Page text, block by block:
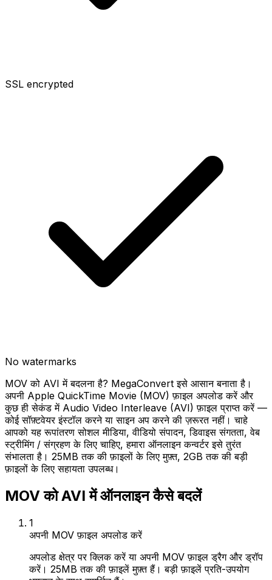
SSL encrypted
No watermarks
MOV को AVI में बदलना है? MegaConvert इसे आसान बनाता है।
अपनी Apple QuickTime Movie (MOV) फ़ाइल अपलोड करें और
कुछ ही सेकंड में Audio Video Interleave (AVI) फ़ाइल प्राप्त करें —
कोई सॉफ़्टवेयर इंस्टॉल करने या साइन अप करने की ज़रूरत नहीं। चाहे
आपको यह रूपांतरण सोशल मीडिया, वीडियो संपादन, डिवाइस संगतता, वेब
स्ट्रीमिंग / संग्रहण के लिए चाहिए, हमारा ऑनलाइन कन्वर्टर इसे तुरंत
संभालता है। 25MB तक की फ़ाइलों के लिए मुफ़्त, 2GB तक की बड़ी
फ़ाइलों के लिए सहायता उपलब्ध।
MOV को AVI में ऑनलाइन कैसे बदलें
1
अपनी MOV फ़ाइल अपलोड करें
अपलोड क्षेत्र पर क्लिक करें या अपनी MOV फ़ाइल ड्रैग और ड्रॉप
करें। 25MB तक की फ़ाइलें मुफ़्त हैं। बड़ी फ़ाइलें प्रति-उपयोग